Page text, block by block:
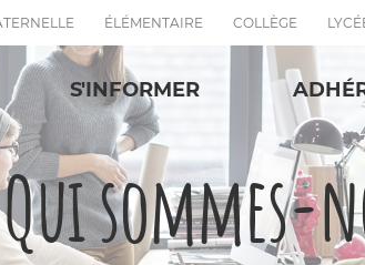
ÉLÉMENTAIRE COLLÈGE
S'INFORMER
Qui sommes-